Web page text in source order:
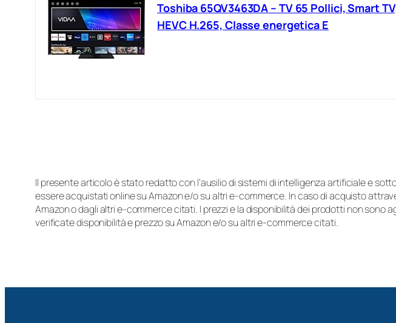
Toshiba 65QV3463DA – TV 65 Pollici, Smart
HEVC H.265, Classe energetica E
Il presente articolo è stato redatto con l’ausilio di sistemi di intelligenza artificiale e
essere acquistati online su Amazon e/o su altri e-commerce. In caso di acquisto
Amazon o dagli altri e-commerce citati. I prezzi e la disponibilità dei prodotti non
verificate disponibilità e prezzo su Amazon e/o su altri e-commerce citati.